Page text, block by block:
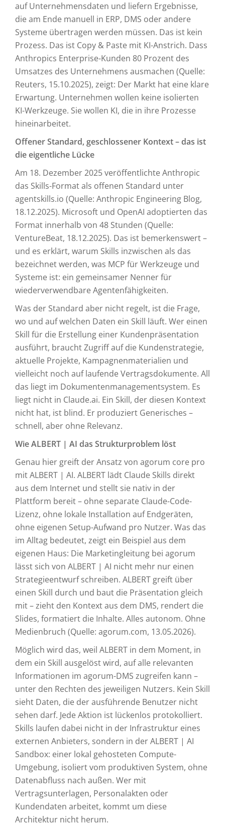
auf Unternehmensdaten und liefern Ergebnisse,
die am Ende manuell in ERP, DMS oder andere
Systeme übertragen werden müssen. Das ist kein
Prozess. Das ist Copy & Paste mit KI-Anstrich. Dass
Anthropics Enterprise-Kunden 80 Prozent des
Umsatzes des Unternehmens ausmachen (Quelle:
Reuters, 15.10.2025), zeigt: Der Markt hat eine klare
Erwartung. Unternehmen wollen keine isolierten
KI-Werkzeuge. Sie wollen KI, die in ihre Prozesse
hineinarbeitet.
Offener Standard, geschlossener Kontext – das ist
die eigentliche Lücke
Am 18. Dezember 2025 veröffentlichte Anthropic
das Skills-Format als offenen Standard unter
agentskills.io (Quelle: Anthropic Engineering Blog,
18.12.2025). Microsoft und OpenAI adoptierten das
Format innerhalb von 48 Stunden (Quelle:
VentureBeat, 18.12.2025). Das ist bemerkenswert –
und es erklärt, warum Skills inzwischen als das
bezeichnet werden, was MCP für Werkzeuge und
Systeme ist: ein gemeinsamer Nenner für
wiederverwendbare Agentenfähigkeiten.
Was der Standard aber nicht regelt, ist die Frage,
wo und auf welchen Daten ein Skill läuft. Wer einen
Skill für die Erstellung einer Kundenpräsentation
ausführt, braucht Zugriff auf die Kundenstrategie,
aktuelle Projekte, Kampagnenmaterialien und
vielleicht noch auf laufende Vertragsdokumente. All
das liegt im Dokumentenmanagementsystem. Es
liegt nicht in Claude.ai. Ein Skill, der diesen Kontext
nicht hat, ist blind. Er produziert Generisches –
schnell, aber ohne Relevanz.
Wie ALBERT | AI das Strukturproblem löst
Genau hier greift der Ansatz von agorum core pro
mit ALBERT | AI. ALBERT lädt Claude Skills direkt
aus dem Internet und stellt sie nativ in der
Plattform bereit – ohne separate Claude-Code-
Lizenz, ohne lokale Installation auf Endgeräten,
ohne eigenen Setup-Aufwand pro Nutzer. Was das
im Alltag bedeutet, zeigt ein Beispiel aus dem
eigenen Haus: Die Marketingleitung bei agorum
lässt sich von ALBERT | AI nicht mehr nur einen
Strategieentwurf schreiben. ALBERT greift über
einen Skill durch und baut die Präsentation gleich
mit – zieht den Kontext aus dem DMS, rendert die
Slides, formatiert die Inhalte. Alles autonom. Ohne
Medienbruch (Quelle: agorum.com, 13.05.2026).
Möglich wird das, weil ALBERT in dem Moment, in
dem ein Skill ausgelöst wird, auf alle relevanten
Informationen im agorum-DMS zugreifen kann –
unter den Rechten des jeweiligen Nutzers. Kein Skill
sieht Daten, die der ausführende Benutzer nicht
sehen darf. Jede Aktion ist lückenlos protokolliert.
Skills laufen dabei nicht in der Infrastruktur eines
externen Anbieters, sondern in der ALBERT | AI
Sandbox: einer lokal gehosteten Compute-
Umgebung, isoliert vom produktiven System, ohne
Datenabfluss nach außen. Wer mit
Vertragsunterlagen, Personalakten oder
Kundendaten arbeitet, kommt um diese
Architektur nicht herum.